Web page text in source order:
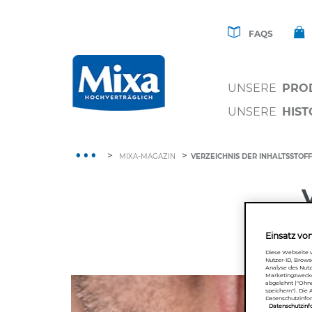
FAQS
UNSERE
UNSERE
> MIXA-MAGAZIN > VERZEICHNIS DER
Einsatz
Diese Webseite
Nutzer-ID,
Analyse des
abgelehnt
speichern"). Die